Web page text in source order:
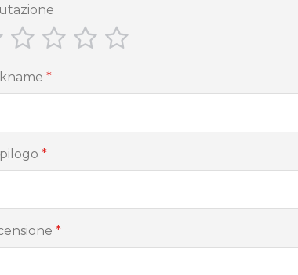
1
star
2
stars
3
stars
4
stars